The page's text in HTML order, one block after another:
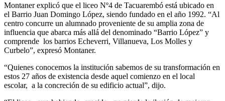
Montaner explicó que el liceo Nº4 de Tacuarembó está ubicado en
el Barrio Juan Domingo López, siendo fundado en el año 1992. “Al
centro concurre un alumnado proveniente de su amplia zona de
influencia que abarca más allá del denominado “Barrio López” y
comprende los barrios Echeverri, Villanueva, Los Molles y
Curbelo”, expresó Montaner.
“Quienes conocemos la institución sabemos de su transformación en
estos 27 años de existencia desde aquel comienzo en el local
escolar, a la concreción de su edificio actual”, dijo.